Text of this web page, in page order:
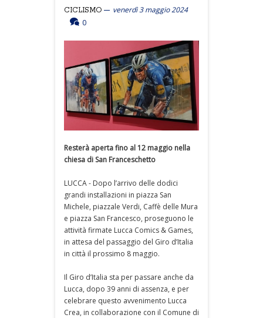
CICLISMO
venerdì 3 maggio 2024
0
Resterà aperta fino al 12 maggio nella
chiesa di San Franceschetto
LUCCA - Dopo l’arrivo delle dodici
grandi installazioni in piazza San
Michele, piazzale Verdi, Caffè delle Mura
e piazza San Francesco, proseguono le
attività firmate Lucca Comics & Games,
in attesa del passaggio del Giro d’Italia
in città il prossimo 8 maggio.
Il Giro d’Italia sta per passare anche da
Lucca, dopo 39 anni di assenza, e per
celebrare questo avvenimento Lucca
Crea, in collaborazione con il Comune di